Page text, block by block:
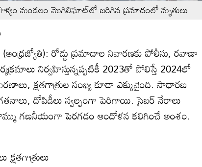
మండలం మొగిలిఘాట్‌లో జరిగిన ప్రమాదంలో మృతులు
(ఆంధ్రజ్యోతి): రోడ్డు ప్రమాదాల నివారణకు పోలీసు, రవాణా
నిర్వహిస్తున్నప్పటికీ 2023తో పోలిస్తే 2024లో
క్షతగాత్రుల సంఖ్య కూడా ఎక్కువైంది. సాధారణ
దోపిడీలు స్వల్పంగా పెరిగాయి. సైబర్‌ నేరాలు
గణనీయంగా పెరగడం ఆందోళన కలిగించే అంశం.